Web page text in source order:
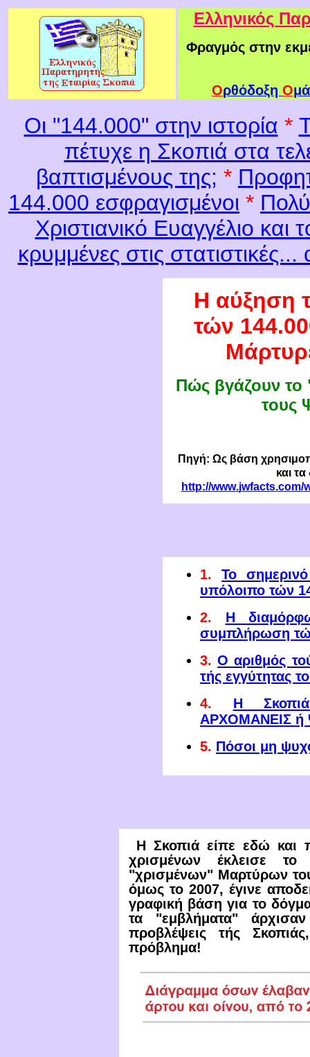
Ελληνικός
Φραγμός στην
Ορθόδοξη Ο
Οι "144.000" στην ιστορία *
πέτυχε η Σκοπιά στα
βαπτισμένους της; *
144.000 εσφραγισμένοι *
Χριστιανικό Ευαγγέλιο
κρυμμένες στις
Η αύξηση
τών
Πώς βγάζουν
τους
Πηγή: Ως βάση
και
http://www.jwfacts.com/
1.Το
υπόλοιπο τών
2. Η
συμπλήρωση
3.Ο αριθμός
τής εγγύτητας
4. Η
ΑΡΧΟΜΑΝΕΙΣ ή
5. Πόσοι μη
Η Σκοπιά είπε εδώ και
χρισμένων έκλεισε
"χρισμένων" Μαρτύρων
όμως το 2007, έγινε
γραφική βάση για το
τα "εμβλήματα"
προβλέψεις τής
πρόβλημα!